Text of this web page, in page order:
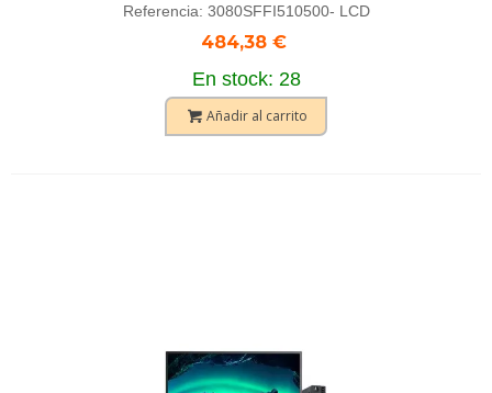
HDMI | DP
Referencia: 3080SFFI510500- LCD
484,38 €
En stock: 28
Añadir al carrito